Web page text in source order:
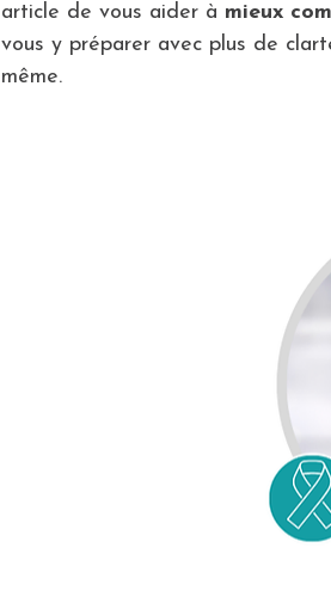
article de vous aider à mieux
vous y préparer avec plus de
même.